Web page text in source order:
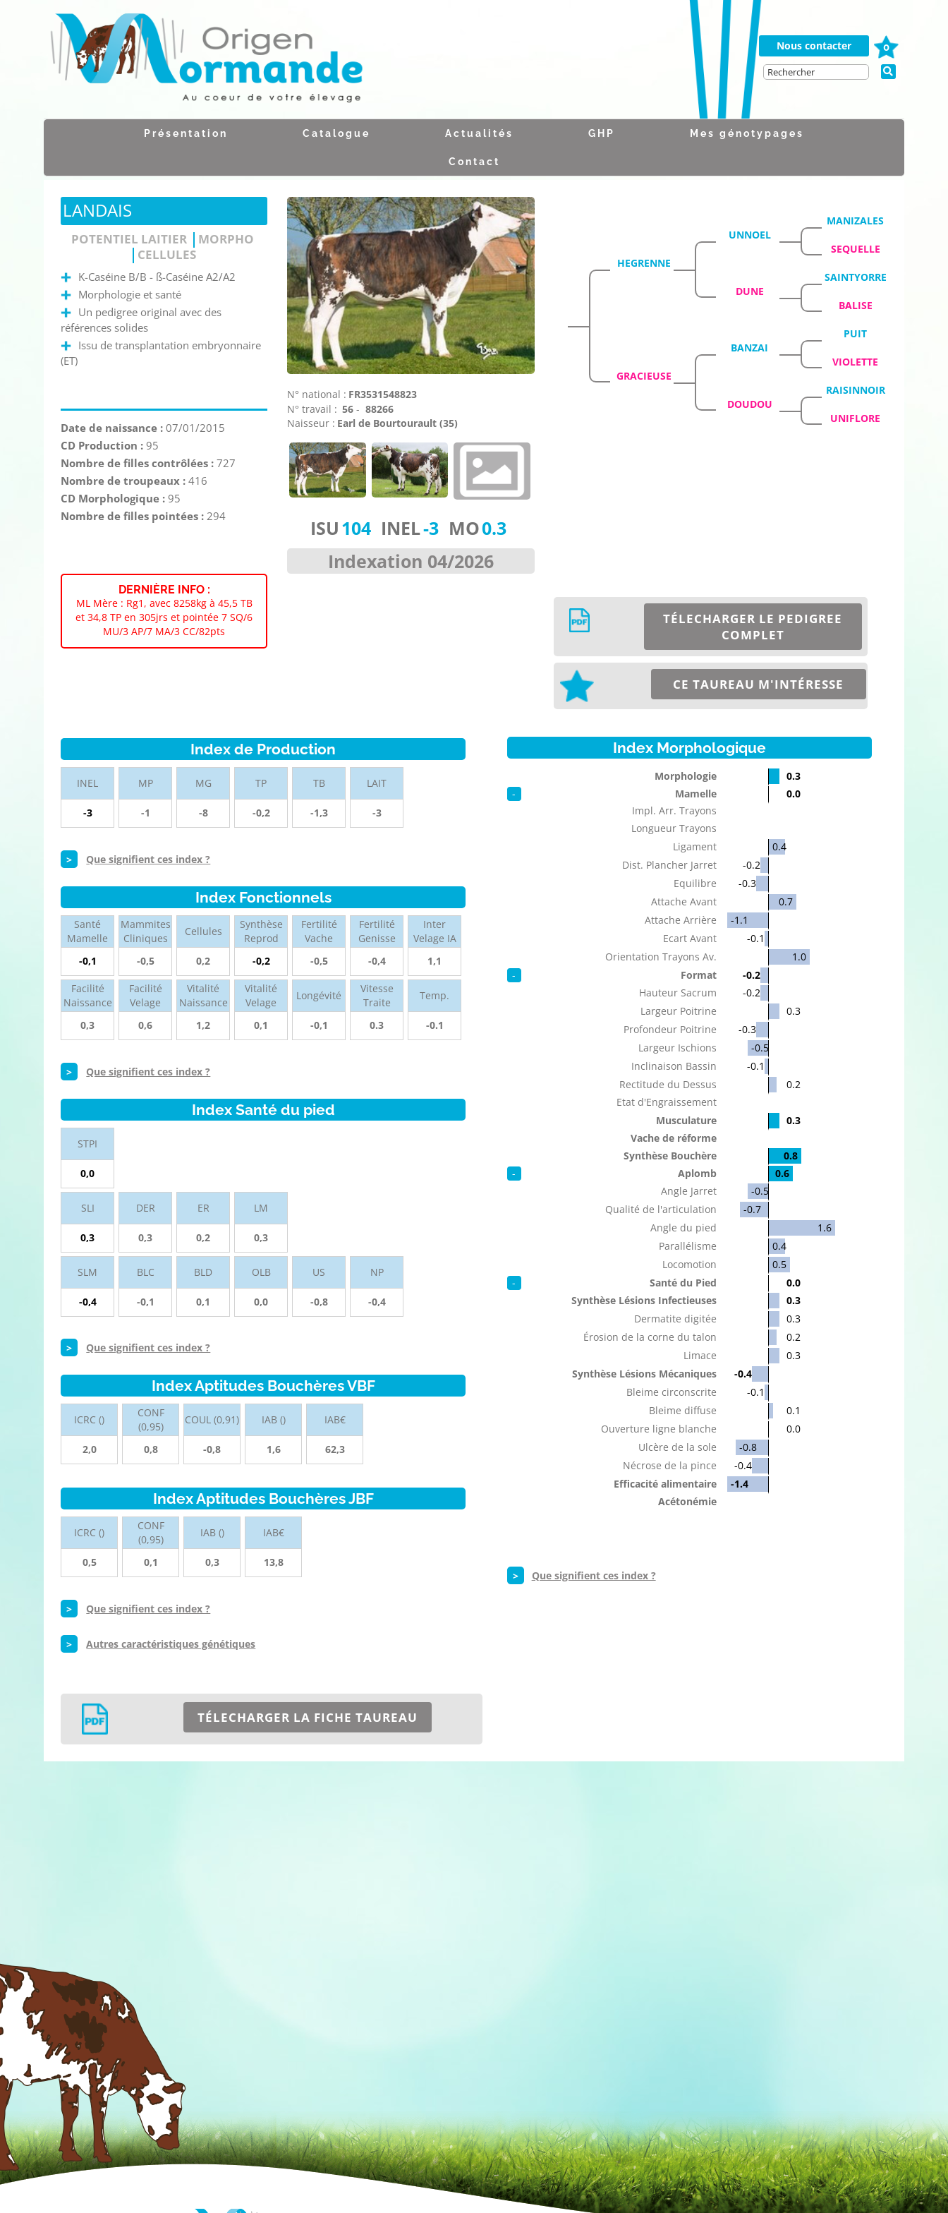
Nous contacter
0
Présentation Catalogue Actualités GHP Mes génotypages
Contact
LANDAIS
POTENTIEL LAITIER
MORPHO
CELLULES
K-Caséine B/B - ß-Caséine A2/A2
Morphologie et santé
Un pedigree original avec des
références solides
Issu de transplantation embryonnaire
(ET)
Date de naissance :07/01/2015
CD Production :95
Nombre de filles contrôlées :727
Nombre de troupeaux :416
CD Morphologique :95
Nombre de filles pointées :294
DERNIÈRE INFO :
ML Mère : Rg1, avec 8258kg à 45,5 TB
et 34,8 TP en 305jrs et pointée 7 SQ/6
MU/3 AP/7 MA/3 CC/82pts
N° national : FR3531548823
N° travail : 56 - 88266
Naisseur : Earl de Bourtourault (35)
ISU104 INEL-3 MO0.3
Indexation 04/2026
HEGRENNE
UNNOEL
MANIZALES
SEQUELLE
DUNE
SAINTYORRE
BALISE
GRACIEUSE
BANZAI
PUIT
VIOLETTE
DOUDOU
RAISINNOIR
UNIFLORE
TÉLECHARGER LE PEDIGREE
COMPLET
CE TAUREAU M'INTÉRESSE
Index de Production
INEL
-3
MP
-1
MG
-8
TP
-0,2
TB
-1,3
LAIT
-3
> Que signifient ces index ?
Index Fonctionnels
Santé
Mamelle
-0,1
Mammites
Cliniques
-0,5
Cellules
0,2
Synthèse
Reprod
-0,2
Fertilité
Vache
-0,5
Fertilité
Genisse
-0,4
Inter
Velage IA
1,1
Facilité
Naissance
0,3
Facilité
Velage
0,6
Vitalité
Naissance
1,2
Vitalité
Velage
0,1
Longévité
-0,1
Vitesse
Traite
0.3
Temp.
-0.1
> Que signifient ces index ?
Index Santé du pied
STPI
0,0
SLI
0,3
DER
0,3
ER
0,2
LM
0,3
SLM
-0,4
BLC
-0,1
BLD
0,1
OLB
0,0
US
-0,8
NP
-0,4
> Que signifient ces index ?
Index Aptitudes Bouchères VBF
ICRC ()
2,0
CONF
(0,95)
0,8
COUL (0,91)
-0,8
IAB ()
1,6
IAB€
62,3
Index Aptitudes Bouchères JBF
ICRC ()
0,5
CONF
(0,95)
0,1
IAB ()
0,3
IAB€
13,8
> Que signifient ces index ?
> Autres caractéristiques génétiques
TÉLECHARGER LA FICHE TAUREAU
Index Morphologique
Morphologie
0.3
-
Mamelle
0.0
Impl. Arr. Trayons
Longueur Trayons
Ligament
0.4
Dist. Plancher Jarret
-0.2
Equilibre
-0.3
Attache Avant
0.7
Attache Arrière
-1.1
Ecart Avant
-0.1
Orientation Trayons Av.
1.0
-
Format
-0.2
Hauteur Sacrum
-0.2
Largeur Poitrine
0.3
Profondeur Poitrine
-0.3
Largeur Ischions
-0.5
Inclinaison Bassin
-0.1
Rectitude du Dessus
0.2
Etat d'Engraissement
Musculature
0.3
Vache de réforme
Synthèse Bouchère
0.8
-
Aplomb
0.6
Angle Jarret
-0.5
Qualité de l'articulation
-0.7
Angle du pied
1.6
Parallélisme
0.4
Locomotion
0.5
-
Santé du Pied
0.0
Synthèse Lésions Infectieuses
0.3
Dermatite digitée
0.3
Érosion de la corne du talon
0.2
Limace
0.3
Synthèse Lésions Mécaniques
-0.4
Bleime circonscrite
-0.1
Bleime diffuse
0.1
Ouverture ligne blanche
0.0
Ulcère de la sole
-0.8
Nécrose de la pince
-0.4
Efficacité alimentaire
-1.4
Acétonémie
> Que signifient ces index ?